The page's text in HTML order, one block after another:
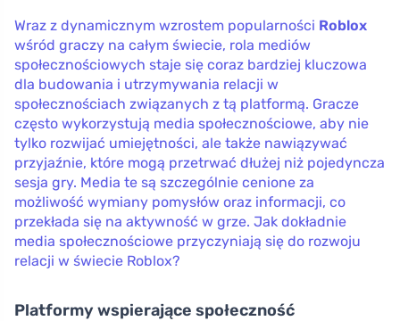
Wraz z dynamicznym wzrostem popularności Roblox
wśród graczy na całym świecie, rola mediów
społecznościowych staje się coraz bardziej kluczowa
dla budowania i utrzymywania relacji w
społecznościach związanych z tą platformą. Gracze
często wykorzystują media społecznościowe, aby nie
tylko rozwijać umiejętności, ale także nawiązywać
przyjaźnie, które mogą przetrwać dłużej niż pojedyncza
sesja gry. Media te są szczególnie cenione za
możliwość wymiany pomysłów oraz informacji, co
przekłada się na aktywność w grze. Jak dokładnie
media społecznościowe przyczyniają się do rozwoju
relacji w świecie Roblox?
Platformy wspierające społeczność